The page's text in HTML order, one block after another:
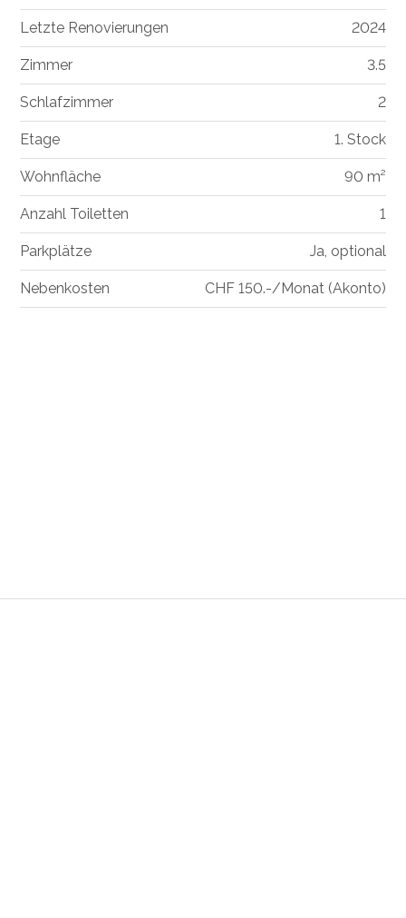
Letzte Renovierungen 2024
Zimmer 3.5
Schlafzimmer 2
Etage 1. Stock
Wohnfläche 90 m²
Anzahl Toiletten 1
Parkplätze Ja, optional
Nebenkosten CHF 150.-/Monat (Akonto)